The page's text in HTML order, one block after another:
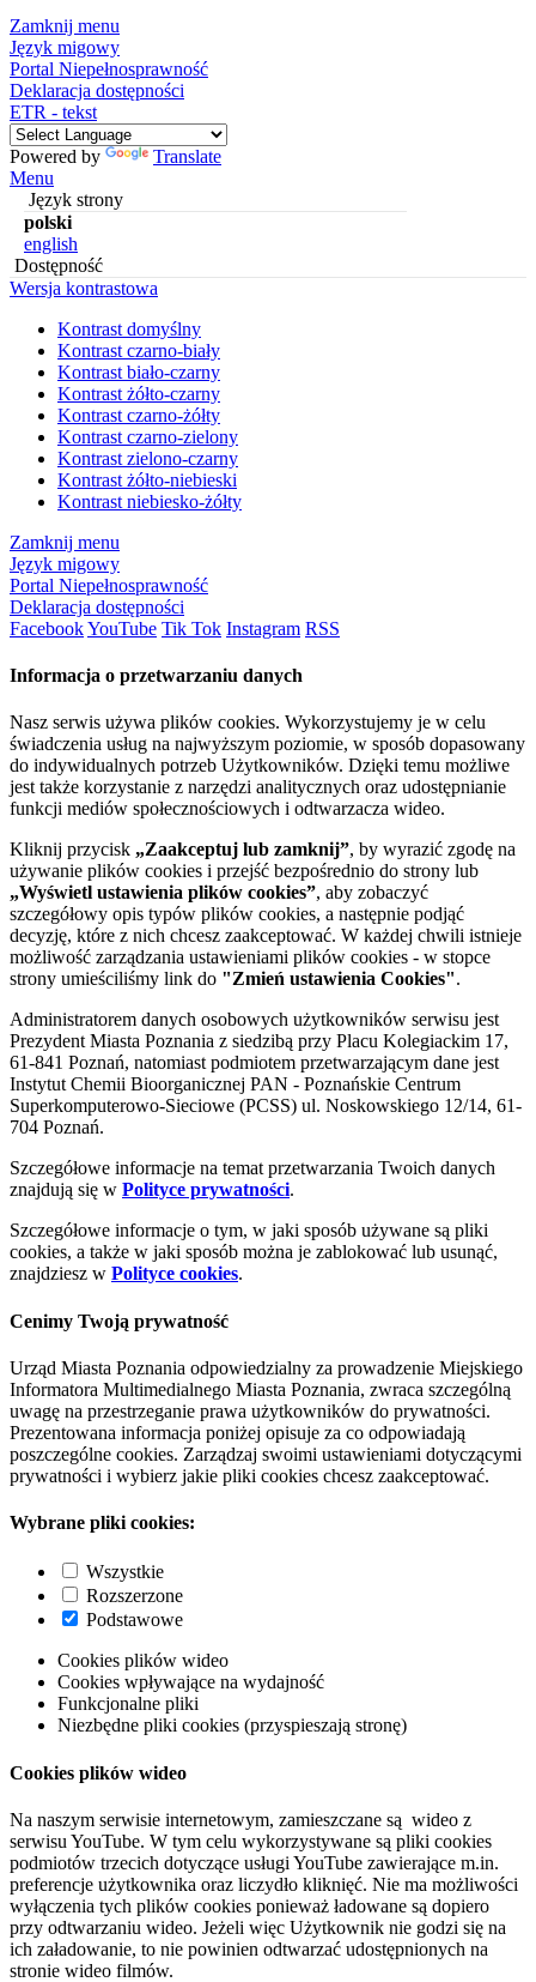
Zamknij menu
Język migowy
Portal Niepełnosprawność
Deklaracja dostępności
ETR - tekst
Powered by
Translate
Menu
Język strony
polski
english
Dostępność
Wersja kontrastowa
Kontrast domyślny
Kontrast czarno-biały
Kontrast biało-czarny
Kontrast żółto-czarny
Kontrast czarno-żółty
Kontrast czarno-zielony
Kontrast zielono-czarny
Kontrast żółto-niebieski
Kontrast niebiesko-żółty
Zamknij menu
Język migowy
Portal Niepełnosprawność
Deklaracja dostępności
FacebookYouTube Tik Tok Instagram RSS
Informacja o przetwarzaniu danych
Nasz serwis używa plików cookies. Wykorzystujemy je w celu
świadczenia usług na najwyższym poziomie, w sposób dopasowany
do indywidualnych potrzeb Użytkowników. Dzięki temu możliwe
jest także korzystanie z narzędzi analitycznych oraz udostępnianie
funkcji mediów społecznościowych i odtwarzacza wideo.
Kliknij przycisk „Zaakceptuj lub zamknij”, by wyrazić zgodę na
używanie plików cookies i przejść bezpośrednio do strony lub
„Wyświetl ustawienia plików cookies”, aby zobaczyć
szczegółowy opis typów plików cookies, a następnie podjąć
decyzję, które z nich chcesz zaakceptować. W każdej chwili istnieje
możliwość zarządzania ustawieniami plików cookies - w stopce
strony umieściliśmy link do "Zmień ustawienia Cookies".
Administratorem danych osobowych użytkowników serwisu jest
Prezydent Miasta Poznania z siedzibą przy Placu Kolegiackim 17,
61-841 Poznań, natomiast podmiotem przetwarzającym dane jest
Instytut Chemii Bioorganicznej PAN - Poznańskie Centrum
Superkomputerowo-Sieciowe (PCSS) ul. Noskowskiego 12/14, 61-
704 Poznań.
Szczegółowe informacje na temat przetwarzania Twoich danych
znajdują się w Polityce prywatności.
Szczegółowe informacje o tym, w jaki sposób używane są pliki
cookies, a także w jaki sposób można je zablokować lub usunąć,
znajdziesz w Polityce cookies.
Cenimy Twoją prywatność
Urząd Miasta Poznania odpowiedzialny za prowadzenie Miejskiego
Informatora Multimedialnego Miasta Poznania, zwraca szczególną
uwagę na przestrzeganie prawa użytkowników do prywatności.
Prezentowana informacja poniżej opisuje za co odpowiadają
poszczególne cookies. Zarządzaj swoimi ustawieniami dotyczącymi
prywatności i wybierz jakie pliki cookies chcesz zaakceptować.
Wybrane pliki cookies:
Wszystkie
Rozszerzone
Podstawowe
Cookies plików wideo
Cookies wpływające na wydajność
Funkcjonalne pliki
Niezbędne pliki cookies (przyspieszają stronę)
Cookies plików wideo
Na naszym serwisie internetowym, zamieszczane są wideo z
serwisu YouTube. W tym celu wykorzystywane są pliki cookies
podmiotów trzecich dotyczące usługi YouTube zawierające m.in.
preferencje użytkownika oraz liczydło kliknięć. Nie ma możliwości
wyłączenia tych plików cookies ponieważ ładowane są dopiero
przy odtwarzaniu wideo. Jeżeli więc Użytkownik nie godzi się na
ich załadowanie, to nie powinien odtwarzać udostępnionych na
stronie wideo filmów.